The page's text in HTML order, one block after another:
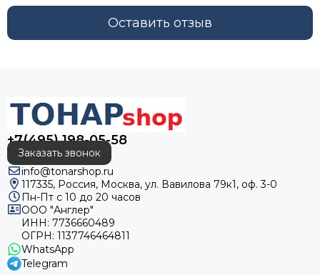
Оставить отзыв
+7(495) 198-05-58
Заказать звонок
info@tonarshop.ru
117335, Россия, Москва, ул. Вавилова 79к1, оф. 3-0
Пн-Пт с 10 до 20 часов
ООО "Англер"
ИНН: 7736660489
ОГРН: 1137746464811
WhatsApp
Telegram